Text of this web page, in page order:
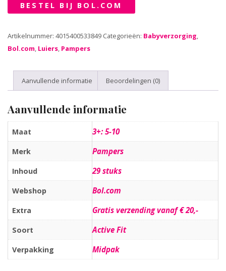
BESTEL BIJ BOL.COM
Artikelnummer: 4015400533849 Categorieën: Babyverzorging,
Bol.com, Luiers, Pampers
Aanvullende informatie Beoordelingen (0)
Aanvullende informatie
Maat 3+: 5-10
Merk Pampers
Inhoud 29 stuks
Webshop Bol.com
Extra Gratis verzending vanaf € 20,-
Soort Active Fit
Verpakking Midpak